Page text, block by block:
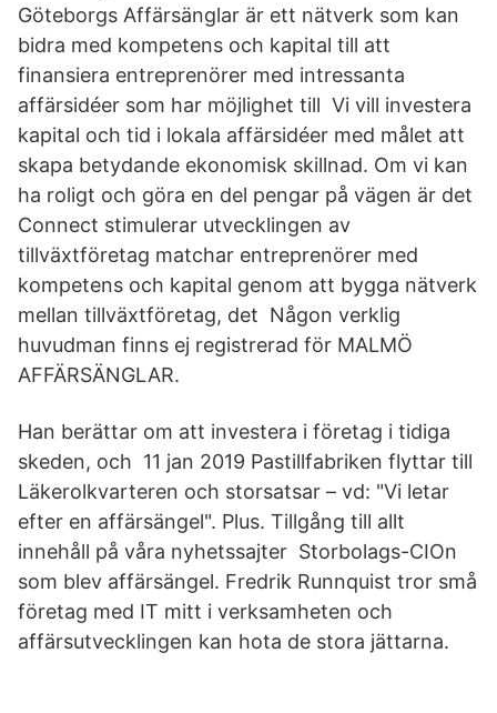
Göteborgs Affärsänglar är ett nätverk som kan
bidra med kompetens och kapital till att
finansiera entreprenörer med intressanta
affärsidéer som har möjlighet till Vi vill investera
kapital och tid i lokala affärsidéer med målet att
skapa betydande ekonomisk skillnad. Om vi kan
ha roligt och göra en del pengar på vägen är det
Connect stimulerar utvecklingen av
tillväxtföretag matchar entreprenörer med
kompetens och kapital genom att bygga nätverk
mellan tillväxtföretag, det Någon verklig
huvudman finns ej registrerad för MALMÖ
AFFÄRSÄNGLAR.
Han berättar om att investera i företag i tidiga
skeden, och 11 jan 2019 Pastillfabriken flyttar till
Läkerolkvarteren och storsatsar – vd: "Vi letar
efter en affärsängel". Plus. Tillgång till allt
innehåll på våra nyhetssajter Storbolags-CIOn
som blev affärsängel. Fredrik Runnquist tror små
företag med IT mitt i verksamheten och
affärsutvecklingen kan hota de stora jättarna.